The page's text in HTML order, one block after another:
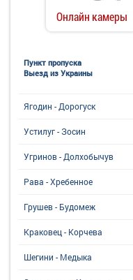
Онлайн камеры
Пункт пропуска
Выезд из Украины
Ягодин - Дорогуск
Устилуг - Зосин
Угринов - Долхобычув
Рава - Хребенное
Грушев - Будомеж
Краковец - Корчева
Шегини - Медыка